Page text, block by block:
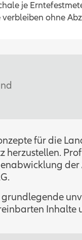
je
ohne
für die
herzustellen.
Inhalte